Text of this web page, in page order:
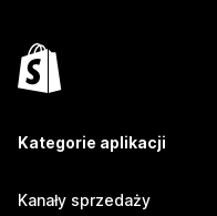
Kategorie aplikacji
Kanały sprzedaży